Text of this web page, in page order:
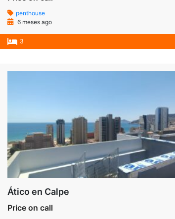
penthouse
6 meses ago
3
Ático en Calpe
Price on call